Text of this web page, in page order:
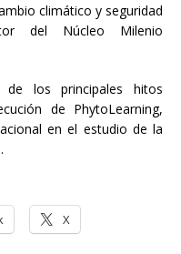
climático y seguridad
del Núcleo Milenio
de los principales hitos
de PhytoLearning,
en el estudio de la
X